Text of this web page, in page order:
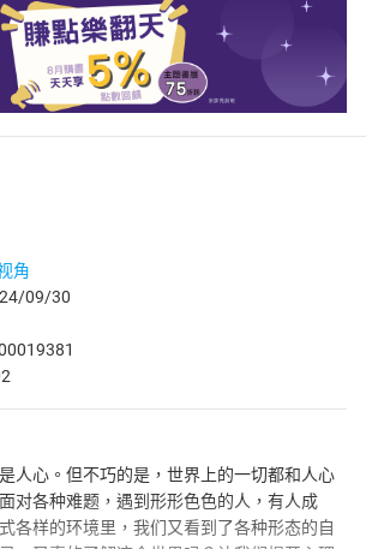
角
09/30
人心。但不巧的是，世界上的一切都和人心
对各种难题，遇到形形色色的人，有人成
各样的环境里，我们又看到了各种形态的自